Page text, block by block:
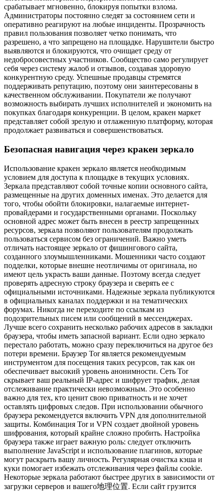
срабатывает мгновенно, блокируя попытки взлома.
Администраторы постоянно следят за состоянием сети и
оперативно реагируют на любые инциденты. Прозрачность
правил пользования позволяет четко понимать, что
разрешено, а что запрещено на площадке. Нарушители быстро
выявляются и блокируются, что очищает среду от
недобросовестных участников. Сообщество само регулирует
себя через систему жалоб и отзывов, создавая здоровую
конкурентную среду. Успешные продавцы стремятся
поддерживать репутацию, поэтому они заинтересованы в
качественном обслуживании. Покупатели же получают
возможность выбирать лучших исполнителей и экономить на
покупках благодаря конкуренции. В целом, кракен маркет
представляет собой зрелую и отлаженную платформу, которая
продолжает развиваться и совершенствоваться.
Безопасная навигация через кракен зеркало
Использование кракен зеркало является необходимым
условием для доступа к площадке в текущих условиях.
Зеркала представляют собой точные копии основного сайта,
размещенные на других доменных именах. Это делается для
того, чтобы обойти блокировки, налагаемые интернет-
провайдерами и государственными органами. Поскольку
основной адрес может быть внесен в реестр запрещенных
ресурсов, зеркала позволяют пользователям продолжать
пользоваться сервисом без ограничений. Важно уметь
отличать настоящее зеркало от фишингового сайта,
созданного злоумышленниками. Мошенники часто создают
подделки, которые внешне неотличимы от оригинала, но
имеют цель украсть ваши данные. Поэтому всегда следует
проверять адресную строку браузера и сверять ее с
официальными источниками. Надежные зеркала публикуются
в официальных каналах поддержки и на тематических
форумах. Никогда не переходите по ссылкам из
подозрительных писем или сообщений в мессенджерах.
Лучше всего сохранить несколько рабочих адресов в закладки
браузера, чтобы иметь запасной вариант. Если одно зеркало
перестало работать, можно сразу переключиться на другое без
потери времени. Браузер Tor является рекомендуемым
инструментом для посещения таких ресурсов, так как он
обеспечивает высокий уровень анонимности. Сеть Tor
скрывает ваш реальный IP-адрес и шифрует трафик, делая
отслеживание практически невозможным. Это особенно
важно для тех, кто ценит свою приватность и не хочет
оставлять цифровых следов. При использовании обычного
браузера рекомендуется включить VPN для дополнительной
защиты. Комбинация Tor и VPN создает двойной уровень
шифрования, который крайне сложно пробить. Настройка
браузера также играет важную роль: следует отключить
выполнение JavaScript и использование плагинов, которые
могут раскрыть вашу личность. Регулярная очистка кэша и
куки помогает избежать отслеживания через файлы cookie.
Некоторые зеркала работают быстрее других в зависимости от
загрузки серверов и вашего地理位置. Если сайт грузится